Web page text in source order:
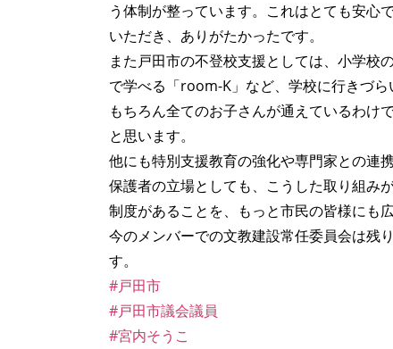
う体制が整っています。これはとても安心
いただき、ありがたかったです。
また戸田市の不登校支援としては、小学校
で学べる「room-K」など、学校に行きづら
もちろん全てのお子さんが通えているわけ
と思います。
他にも特別支援教育の強化や専門家との連
保護者の立場としても、こうした取り組み
制度があることを、もっと市民の皆様にも
今のメンバーでの文教建設常任委員会は残
す。
#戸田市
#戸田市議会議員
#宮内そうこ